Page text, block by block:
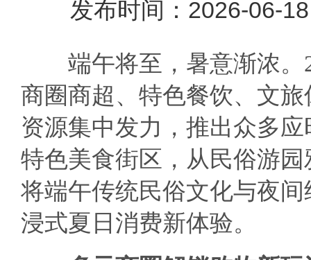
发布时间：2026-
端午将至，暑意渐浓。
商圈商超、特色餐饮、文
资源集中发力，推出众多
特色美食街区，从民俗游
将端午传统民俗文化与夜
浸式夏日消费新体验。